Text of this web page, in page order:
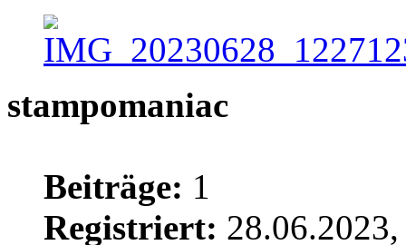
stampomaniac
Beiträge: 1
Registriert: